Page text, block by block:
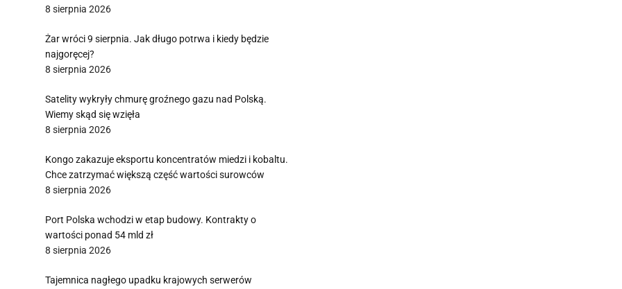
8 sierpnia 2026
Żar wróci 9 sierpnia. Jak długo potrwa i kiedy będzie
najgoręcej?
8 sierpnia 2026
Satelity wykryły chmurę groźnego gazu nad Polską.
Wiemy skąd się wzięła
8 sierpnia 2026
Kongo zakazuje eksportu koncentratów miedzi i kobaltu.
Chce zatrzymać większą część wartości surowców
8 sierpnia 2026
Port Polska wchodzi w etap budowy. Kontrakty o
wartości ponad 54 mld zł
8 sierpnia 2026
Tajemnica nagłego upadku krajowych serwerów